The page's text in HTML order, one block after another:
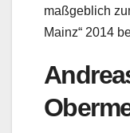
maßgeblich
Mainz“ 2014